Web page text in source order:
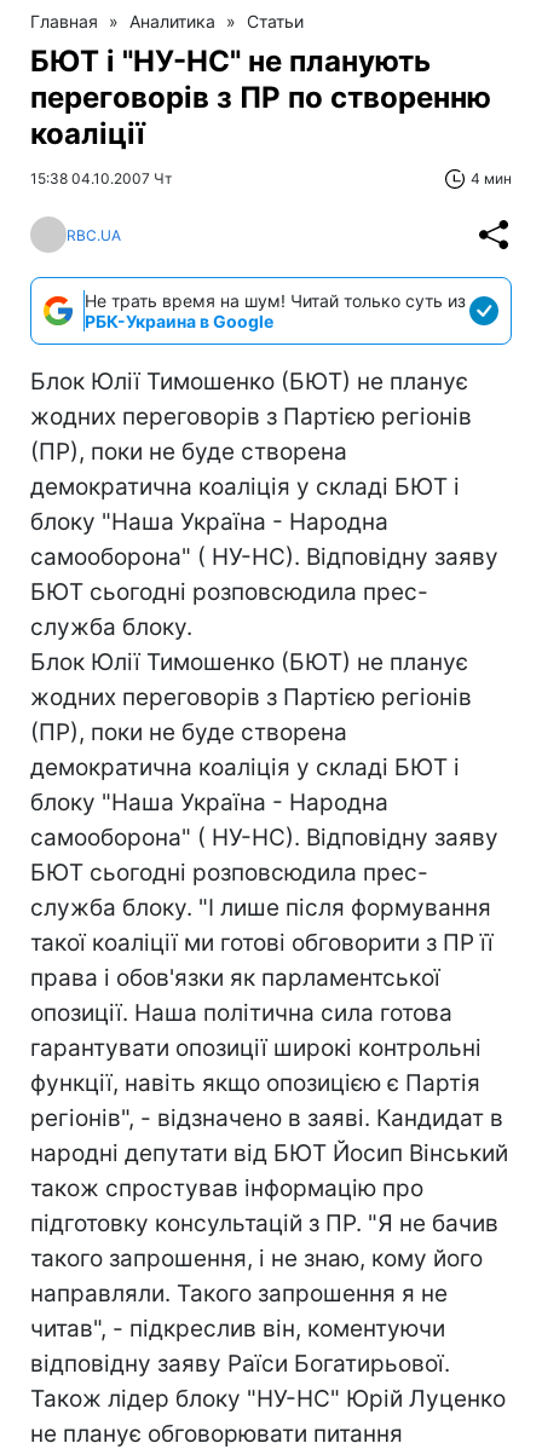
Главная » Аналитика » Статьи
БЮТ і "НУ-НС" не планують
переговорів з ПР по створенню
коаліції
15:38 04.10.2007 Чт 4 мин
RBC.UA
Не трать время на шум! Читай только суть из
РБК-Украина в Google
Блок Юлії Тимошенко (БЮТ) не планує
жодних переговорів з Партією регіонів
(ПР), поки не буде створена
демократична коаліція у складі БЮТ і
блоку "Наша Україна - Народна
самооборона" ( НУ-НС). Відповідну заяву
БЮТ сьогодні розповсюдила прес-
служба блоку.
Блок Юлії Тимошенко (БЮТ) не планує
жодних переговорів з Партією регіонів
(ПР), поки не буде створена
демократична коаліція у складі БЮТ і
блоку "Наша Україна - Народна
самооборона" ( НУ-НС). Відповідну заяву
БЮТ сьогодні розповсюдила прес-
служба блоку. "І лише після формування
такої коаліції ми готові обговорити з ПР її
права і обов'язки як парламентської
опозиції. Наша політична сила готова
гарантувати опозиції широкі контрольні
функції, навіть якщо опозицією є Партія
регіонів", - відзначено в заяві. Кандидат в
народні депутати від БЮТ Йосип Вінський
також спростував інформацію про
підготовку консультацій з ПР. "Я не бачив
такого запрошення, і не знаю, кому його
направляли. Такого запрошення я не
читав", - підкреслив він, коментуючи
відповідну заяву Раїси Богатирьової.
Також лідер блоку "НУ-НС" Юрій Луценко
не планує обговорювати питання